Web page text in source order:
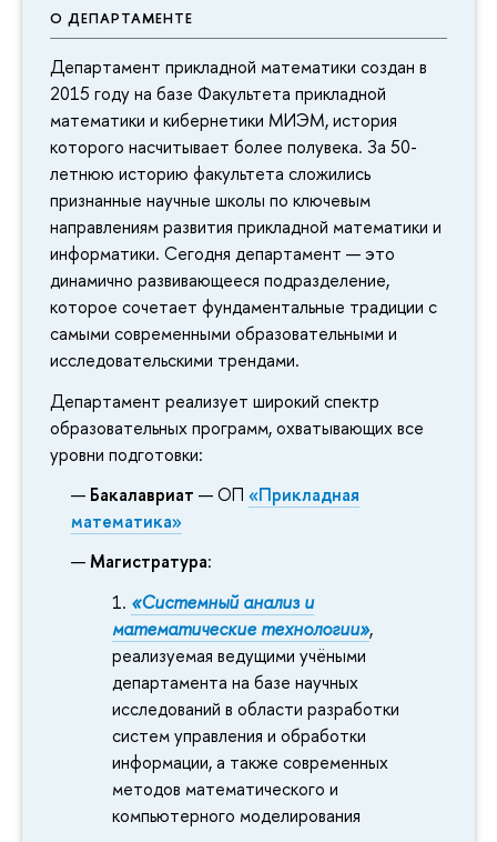
О ДЕПАРТАМЕНТЕ
Департамент прикладной математики создан в
2015 году на базе Факультета прикладной
математики и кибернетики МИЭМ, история
которого насчитывает более полувека. За 50-
летнюю историю факультета сложились
признанные научные школы по ключевым
направлениям развития прикладной математики и
информатики. Сегодня департамент — это
динамично развивающееся подразделение,
которое сочетает фундаментальные традиции с
самыми современными образовательными и
исследовательскими трендами.
Департамент реализует широкий спектр
образовательных программ, охватывающих все
уровни подготовки:
Бакалавриат — ОП«Прикладная
математика»
Магистратура:
«Системный анализ и
математические технологии»,
реализуемая ведущими учёными
департамента на базе научных
исследований в области разработки
систем управления и обработки
информации, а также современных
методов математического и
компьютерного моделирования